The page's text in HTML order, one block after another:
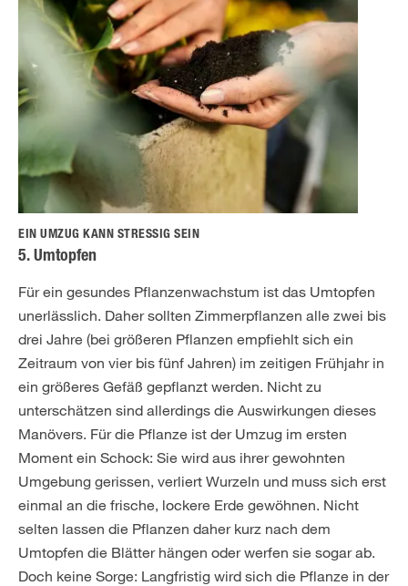
EIN UMZUG KANN STRESSIG SEIN
5. Umtopfen
Für ein gesundes Pflanzenwachstum ist das Umtopfen
unerlässlich. Daher sollten Zimmerpflanzen alle zwei bis
drei Jahre (bei größeren Pflanzen empfiehlt sich ein
Zeitraum von vier bis fünf Jahren) im zeitigen Frühjahr in
ein größeres Gefäß gepflanzt werden. Nicht zu
unterschätzen sind allerdings die Auswirkungen dieses
Manövers. Für die Pflanze ist der Umzug im ersten
Moment ein Schock: Sie wird aus ihrer gewohnten
Umgebung gerissen, verliert Wurzeln und muss sich erst
einmal an die frische, lockere Erde gewöhnen. Nicht
selten lassen die Pflanzen daher kurz nach dem
Umtopfen die Blätter hängen oder werfen sie sogar ab.
Doch keine Sorge: Langfristig wird sich die Pflanze in der